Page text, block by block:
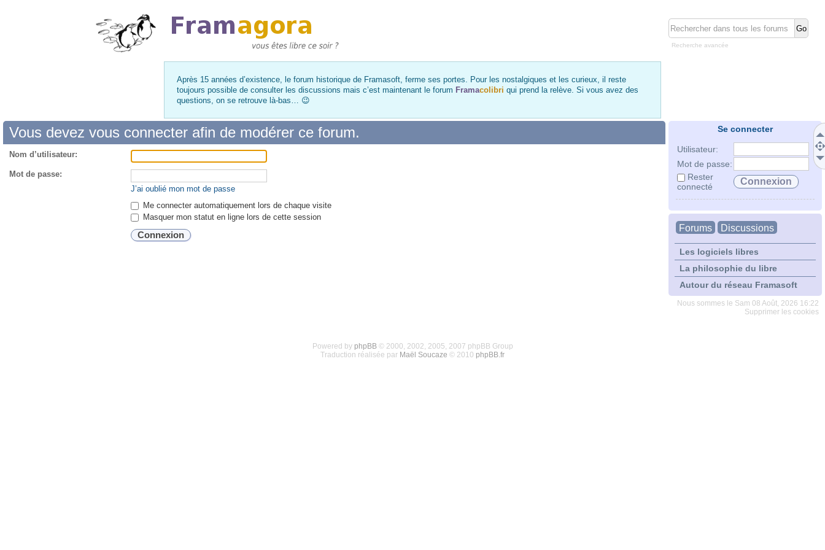
Recherche avancée
Après 15 années d’existence, le forum historique de Framasoft, ferme ses portes. Pour les nostalgiques et les curieux, il reste
toujours possible de consulter les discussions mais c’est maintenant le forum Framacolibri qui prend la relève. Si vous avez des
questions, on se retrouve là-bas… 😉
Se connecter
Utilisateur:
Mot de passe:
Rester
connecté
Forums Discussions
Les logiciels libres
La philosophie du libre
Autour du réseau Framasoft
Nous sommes le Sam 08 Août, 2026 16:22
Supprimer les cookies
Vous devez vous connecter afin de modérer ce forum.
Nom d’utilisateur:
Mot de passe:
J’ai oublié mon mot de passe
Me connecter automatiquement lors de chaque visite
Masquer mon statut en ligne lors de cette session
Powered by phpBB© 2000, 2002, 2005, 2007 phpBB Group
Traduction réalisée par Maël Soucaze © 2010 phpBB.fr